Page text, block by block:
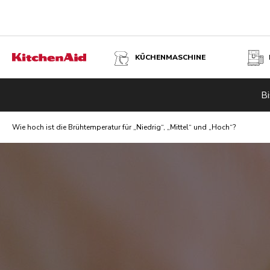
KÜCHENMASCHINE
Wie hoch ist die Brühtemperatur für „Niedrig“, „Mittel“ und „Hoch“?